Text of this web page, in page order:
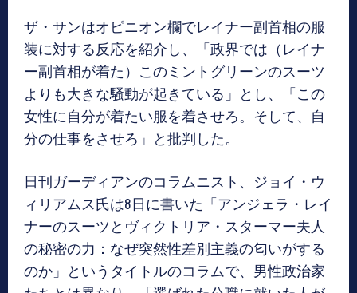
ザ・サンはオピニオン欄でレイナー副首相の服
装に対する反応を紹介し、「政界では（レイナ
ー副首相が着た）このミントグリーンのスーツ
よりも大きな騒動が起きている」とし、「この
女性に自分が着たい服を着させろ。そして、自
分の仕事をさせろ」と批判した。
日刊ガーディアンのコラムニスト、ジョイ・ウ
ィリアムス氏は8日に書いた「アンジェラ・レイ
ナーのスーツとヴィクトリア・スターマー夫人
の秘密の力：なぜ突然性差別主義の匂いがする
のか」というタイトルのコラムで、男性政治家